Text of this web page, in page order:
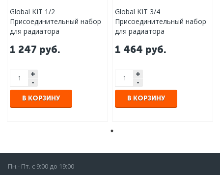
Global KIT 1/2
Присоединительный набор
для радиатора
1 247 руб.
+
-
В КОРЗИНУ
Global KIT 3/4
Присоединительный набор
для радиатора
1 464 руб.
+
-
В КОРЗИНУ
Пн.- Пт. с 9:00 до 19:00